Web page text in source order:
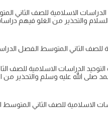
الاسلامية للصف الثاني
الدراسات الاسلامية للصف
صلى الله عليه وسلم والتحذير